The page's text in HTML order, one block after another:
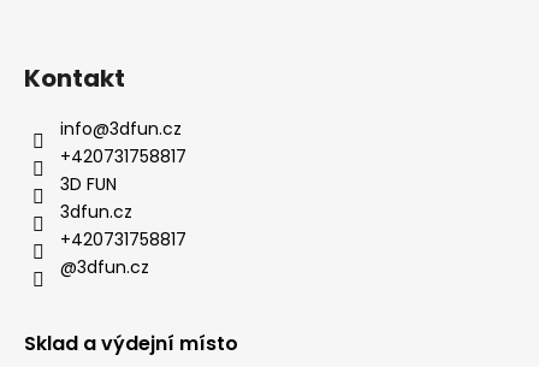
Kontakt
info@3dfun.cz
+420731758817
3D FUN
3dfun.cz
+420731758817
@3dfun.cz
Sklad a výdejní místo